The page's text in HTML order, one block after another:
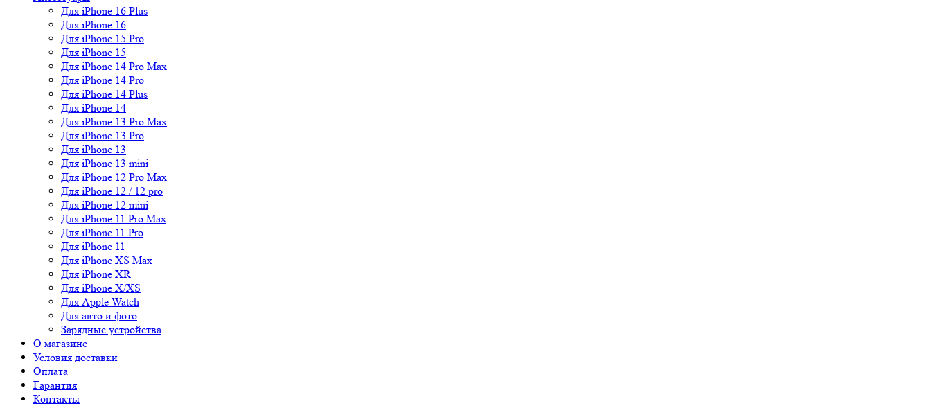
Для iPhone 16 Plus
Для iPhone 16
Для iPhone 15 Pro
Для iPhone 15
Для iPhone 14 Pro Max
Для iPhone 14 Pro
Для iPhone 14 Plus
Для iPhone 14
Для iPhone 13 Pro Max
Для iPhone 13 Pro
Для iPhone 13
Для iPhone 13 mini
Для iPhone 12 Pro Max
Для iPhone 12 / 12 pro
Для iPhone 12 mini
Для iPhone 11 Pro Max
Для iPhone 11 Pro
Для iPhone 11
Для iPhone XS Max
Для iPhone XR
Для iPhone X/XS
Для Apple Watch
Для авто и фото
Зарядные устройства
О магазине
Условия доставки
Оплата
Гарантия
Контакты